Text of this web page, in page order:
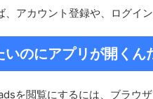
アカウント登録や、ログイン
いのにアプリが開くん
を閲覧にするには、ブラウ